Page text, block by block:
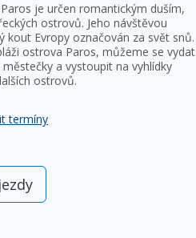
je určen romantickým duším,
ostrovů. Jeho návštěvou
Evropy označován za svět snů.
ostrova Paros, můžeme se vydat
a vystoupit na vyhlídky
ostrovů.
termíny